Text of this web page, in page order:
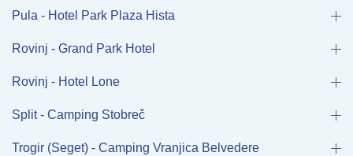
Pula - Hotel Park Plaza Hista
Rovinj - Grand Park Hotel
Rovinj - Hotel Lone
Split - Camping Stobreč
Trogir (Seget) - Camping Vranjica Belvedere